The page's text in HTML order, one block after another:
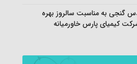
گنجی به مناسبت سالروز بهره
کیمیای پارس خاورمیانه